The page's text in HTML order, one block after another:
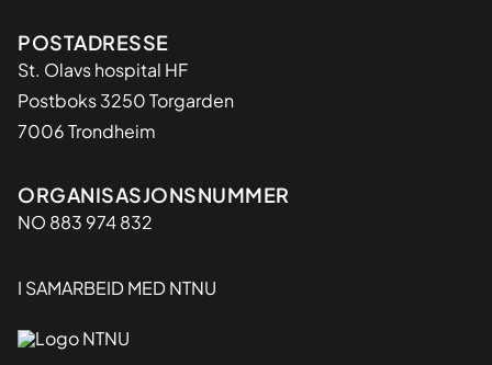
Adresse
POSTADRESSE
St. Olavs hospital HF
Postboks 3250 Torgarden
7006 Trondheim
Organisasjon
ORGANISASJONSNUMMER
NO 883 974 832
I SAMARBEID MED NTNU